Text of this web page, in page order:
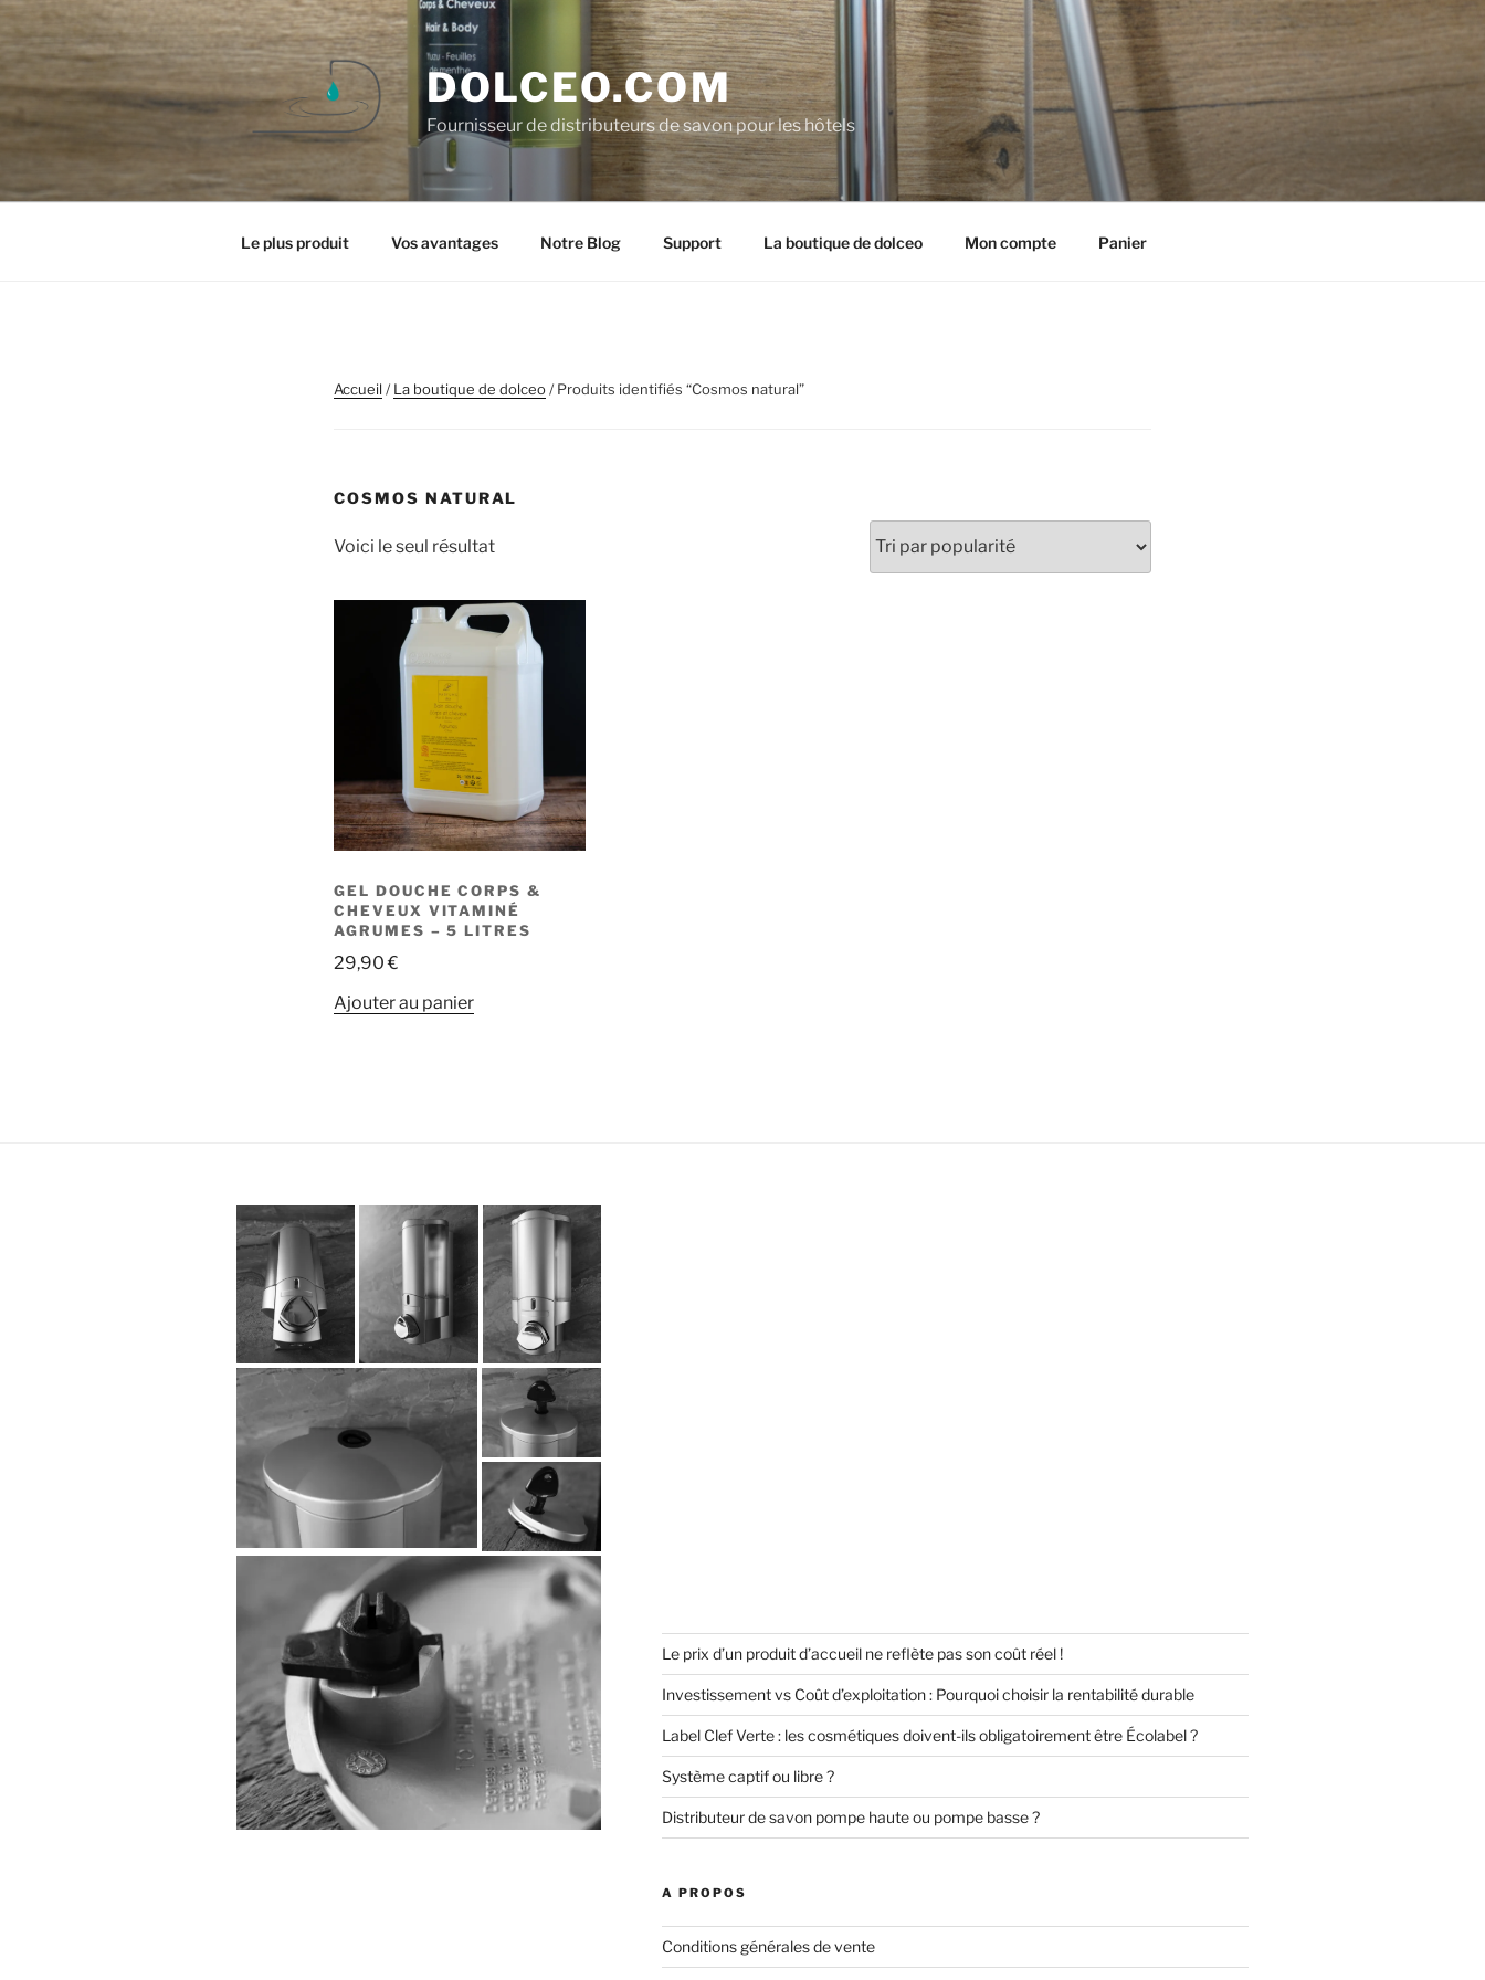
Aller
contenu
principal
DOLCEO.COM
Fournisseur de distributeurs de savon pour les hôtels
Le plus produit Vos avantages Notre Blog Support La boutique de dolceo Mon compte Panier
Accueil/La boutique de dolceo/ Produits identifiés “Cosmos natural”
COSMOS NATURAL
Voici le seul résultat
GEL DOUCHE CORPS &
CHEVEUX VITAMINÉ
AGRUMES – 5 LITRES
29,90€
Ajouter au panier
Le prix d’un produit d’accueil ne reflète pas son coût réel !
Investissement vs Coût d’exploitation : Pourquoi choisir la rentabilité durable
Label Clef Verte : les cosmétiques doivent-ils obligatoirement être Écolabel ?
Système captif ou libre ?
Distributeur de savon pompe haute ou pompe basse ?
A PROPOS
Conditions générales de vente